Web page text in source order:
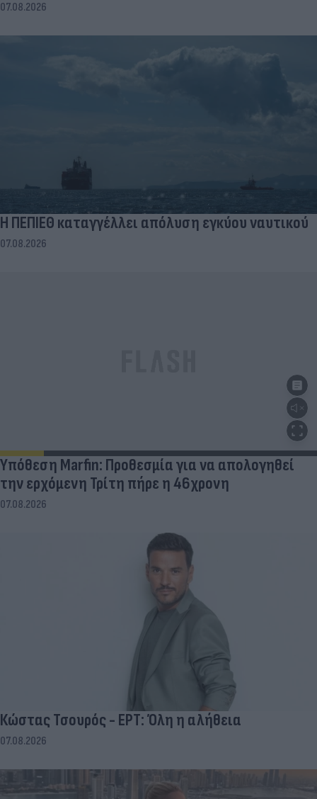
07.08.2026
Η ΠΕΠΙΕΘ καταγγέλλει απόλυση εγκύου ναυτικού
07.08.2026
Υπόθεση Marfin: Προθεσμία για να απολογηθεί
την ερχόμενη Τρίτη πήρε η 46χρονη
07.08.2026
Κώστας Τσουρός - ΕΡΤ: Όλη η αλήθεια
07.08.2026